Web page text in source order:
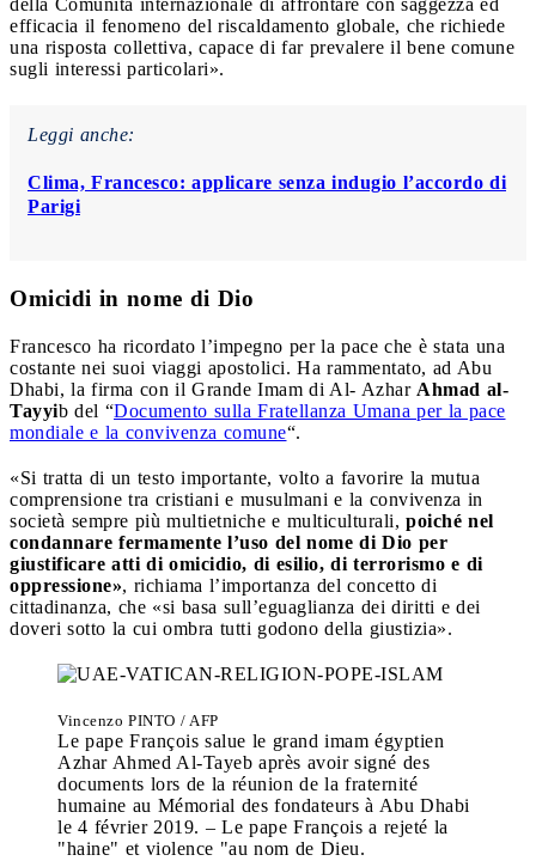
efficacia il fenomeno del riscaldamento globale, che richiede
una risposta collettiva, capace di far prevalere il bene comune
sugli interessi particolari».
Leggi anche:
Clima, Francesco: applicare senza indugio l’accordo di
Parigi
Omicidi in nome di Dio
Francesco ha ricordato l’impegno per la pace che è stata una
costante nei suoi viaggi apostolici. Ha rammentato, ad Abu
Dhabi, la firma con il Grande Imam di Al- Azhar Ahmad al-
Tayyib del “Documento sulla Fratellanza Umana per la pace
mondiale e la convivenza comune“.
«Si tratta di un testo importante, volto a favorire la mutua
comprensione tra cristiani e musulmani e la convivenza in
società sempre più multietniche e multiculturali, poiché nel
condannare fermamente l’uso del nome di Dio per
giustificare atti di omicidio, di esilio, di terrorismo e di
oppressione», richiama l’importanza del concetto di
cittadinanza, che «si basa sull’eguaglianza dei diritti e dei
doveri sotto la cui ombra tutti godono della giustizia».
Vincenzo PINTO / AFP
Le pape François salue le grand imam égyptien
Azhar Ahmed Al-Tayeb après avoir signé des
documents lors de la réunion de la fraternité
humaine au Mémorial des fondateurs à Abu Dhabi
le 4 février 2019. – Le pape François a rejeté la
"haine" et violence "au nom de Dieu.